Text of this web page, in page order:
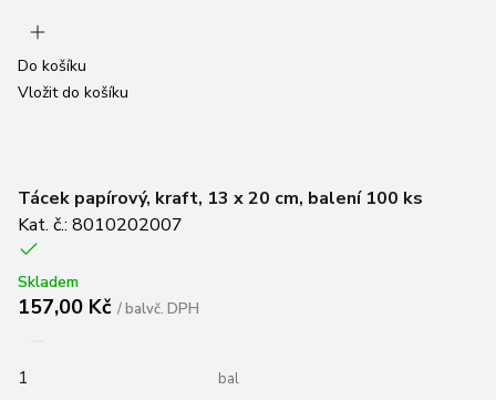
Do košíku
Vložit do košíku
Tácek papírový, kraft, 13 x 20 cm, balení 100 ks
Kat. č.: 8010202007
Skladem
157,00 Kč /balvč. DPH
bal